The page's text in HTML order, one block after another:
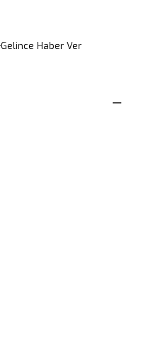
Gelince Haber Ver